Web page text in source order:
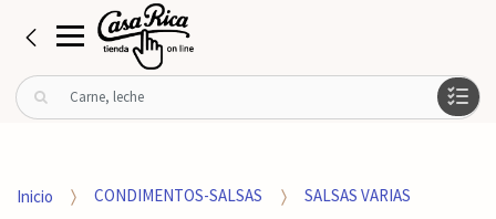
B
u
rInicio CONDIMENTOS-SALSAS SALSAS VARIAS